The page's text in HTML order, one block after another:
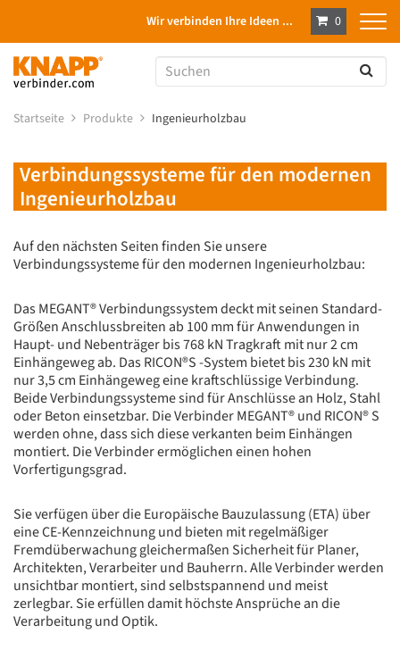
Wir verbinden Ihre Ideen ... 0
Startseite Produkte Ingenieurholzbau
Verbindungssysteme für den modernen
Ingenieurholzbau
Auf den nächsten Seiten finden Sie unsere
Verbindungssysteme für den modernen Ingenieurholzbau:
Das MEGANT® Verbindungssystem deckt mit seinen Standard-
Größen Anschlussbreiten ab 100 mm für Anwendungen in
Haupt- und Nebenträger bis 768 kN Tragkraft mit nur 2 cm
Einhängeweg ab. Das RICON®S -System bietet bis 230 kN mit
nur 3,5 cm Einhängeweg eine kraftschlüssige Verbindung.
Beide Verbindungssysteme sind für Anschlüsse an Holz, Stahl
oder Beton einsetzbar. Die Verbinder MEGANT® und RICON® S
werden ohne, dass sich diese verkanten beim Einhängen
montiert. Die Verbinder ermöglichen einen hohen
Vorfertigungsgrad.
Sie verfügen über die Europäische Bauzulassung (ETA) über
eine CE-Kennzeichnung und bieten mit regelmäßiger
Fremdüberwachung gleichermaßen Sicherheit für Planer,
Architekten, Verarbeiter und Bauherrn. Alle Verbinder werden
unsichtbar montiert, sind selbstspannend und meist
zerlegbar. Sie erfüllen damit höchste Ansprüche an die
Verarbeitung und Optik.